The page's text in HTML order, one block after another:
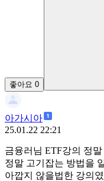
좋아요 0
아가시아
25.01.22 22:21
금융러님 ETF강의 정
정말 고기잡는 방법을
아깝지 않을법한 강의